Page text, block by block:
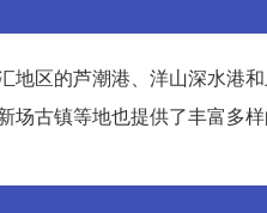
区的芦潮港、洋山深水港
古镇等地也提供了丰富多